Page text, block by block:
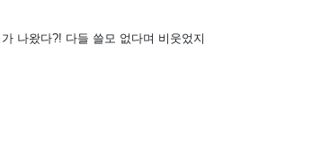
나왔다?! 다들 쓸모 없다며 비웃었지